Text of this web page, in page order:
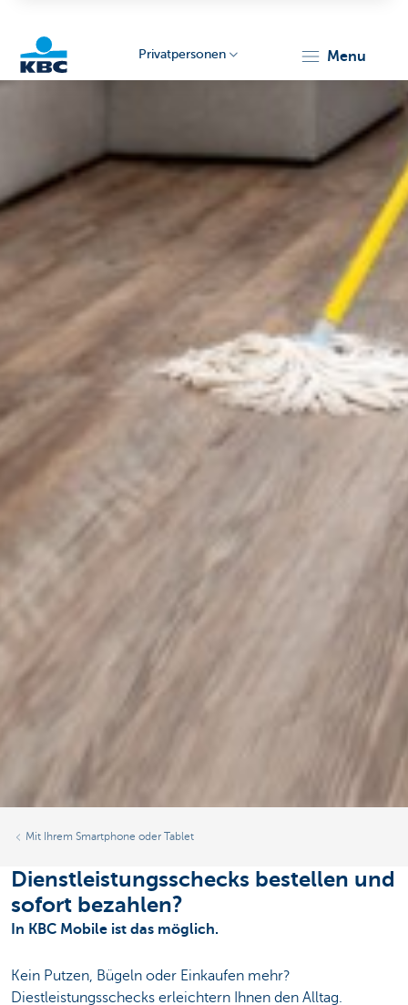
Privatpersonen menu
Mit Ihrem Smartphone oder Tablet
Dienstleistungsschecks bestellen und
sofort bezahlen?
In KBC Mobile ist das möglich.
Kein Putzen, Bügeln oder Einkaufen mehr?
Diestleistungsschecks erleichtern Ihnen den Alltag.